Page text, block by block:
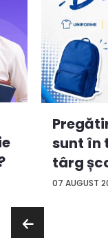
07 AUGUST
sunt în
târg
con...